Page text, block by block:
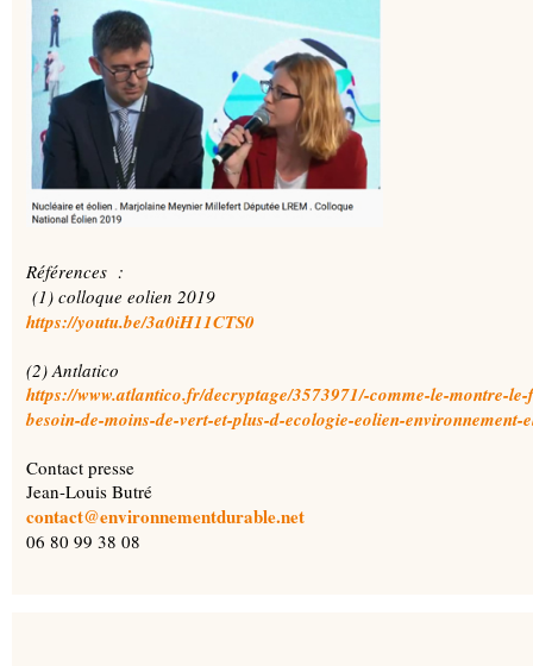
Références :
(1) colloque eolien 2019
https://youtu.be/3a0iH11CTS0
(2) Antlatico
https://www.atlantico.fr/decryptage/3573971/-comme-le-montre-
besoin-de-moins-de-vert-et-plus-d-ecologie-eolien-
Contact presse
Jean-Louis Butré
contact@environnementdurable.net
06 80 99 38 08